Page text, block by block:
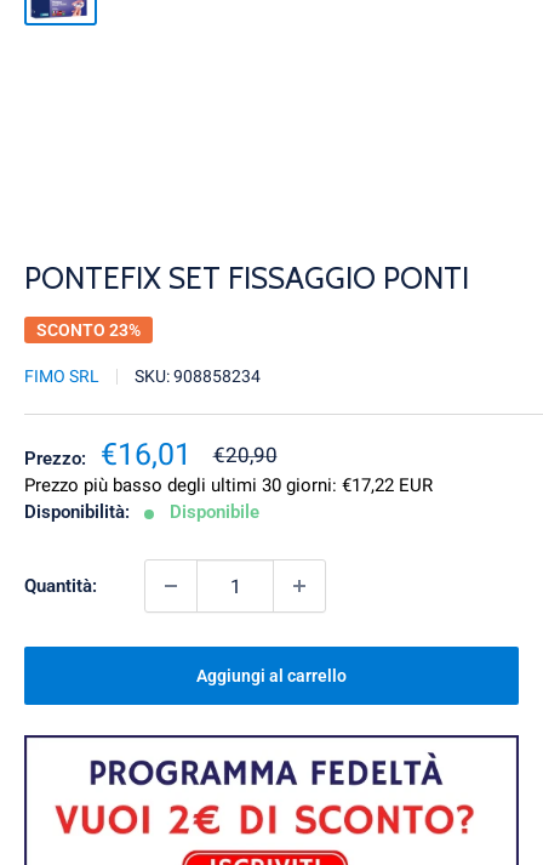
PONTEFIX SET FISSAGGIO PONTI
SCONTO 23%
FIMO SRL SKU:908858234
Prezzo:
Prezzo
scontato
€16,01 Prezzo
€20,90
Prezzo più basso degli ultimi 30 giorni: €17,22 EUR
Disponibilità:
Disponibile
Quantità:
Aggiungi al carrello